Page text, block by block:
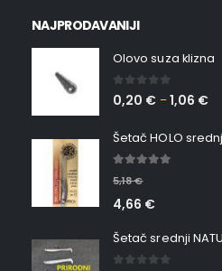
NAJPRODAVANIJI
Olovo suza klizna
0 out of 5
0,20 € –1,06 €
5,18€
4,66 €